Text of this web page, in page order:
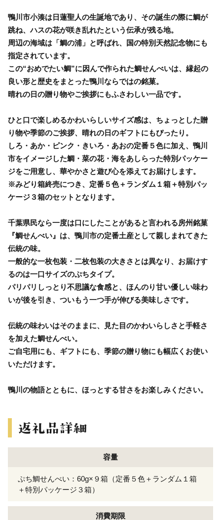
鴨川市小湊は日蓮聖人の生誕地であり、その誕生の際に鯛が
跳ね、ハスの花が咲き乱れたという伝承が残る地。
周辺の海域は「鯛の浦」と呼ばれ、国の特別天然記念物にも
指定されています。
この“おめでたい鯛”に因んで作られた鯛せんべいは、縁起の
良い形と歴史をまとった鴨川ならではの銘菓。
晴れの日の贈り物やご挨拶にもふさわしい一品です。
ひと口で楽しめるかわいらしいサイズ感は、ちょっとした贈
り物や季節のご挨拶、晴れの日のギフトにもぴったり。
しろ・あか・ピンク・きいろ・あおの定番５色に加え、鴨川
市をイメージした鯛・菜の花・海をあしらった特別パッケー
ジをご用意し、華やかさと遊び心を添えてお届けします。
※みどり箱終売につき、定番５色＋ランダム１箱＋特別パッ
ケージ３箱のセットとなります。
千葉県民なら一度は口にしたことがあると言われる房州銘菓
『鯛せんべい』は、鴨川市の定番土産として親しまれてきた
伝統の味。
一般的な一枚包装・二枚包装の大きさとは異なり、お届けす
るのは一口サイズのぷちタイプ。
パリパリしっとり不思議な食感と、ほんのり甘い優しい味わ
いが後を引き、ついもう一つ手が伸びる美味しさです。
伝統の味わいはそのままに、見た目のかわいらしさと手軽さ
を加えた鯛せんべい。
ご自宅用にも、ギフトにも、季節の贈り物にも幅広くお使い
いただけます。
鴨川の物語とともに、ほっとする甘さをお楽しみください。
容量
ぷち鯛せんべい：60g×９箱（定番５色＋ランダム１箱
＋特別パッケージ３箱）
消費期限